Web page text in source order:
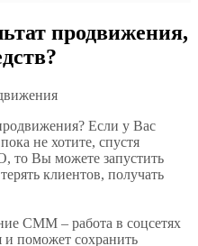
продвижения,
Если у Вас
не хотите, спустя
то Вы можете запустить
клиентов, получать
СММ – работа в соцсетях
и поможет сохранить